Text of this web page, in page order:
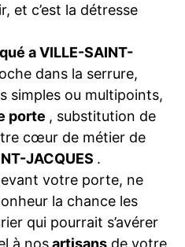
et c’est la détresse
a VILLE-SAINT-
dans la serrure,
simples ou multipoints,
porte , substitution de
cœur de métier de
JACQUES .
votre porte, ne
la chance les
qui pourrait s’avérer
à nosartisans de votre